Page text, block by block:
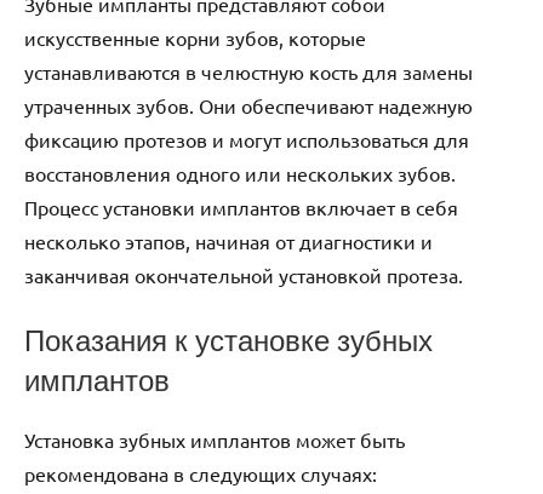
искусственные корни зубов, которые
устанавливаются в челюстную кость для замены
утраченных зубов. Они обеспечивают надежную
фиксацию протезов и могут использоваться для
восстановления одного или нескольких зубов.
Процесс установки имплантов включает в себя
несколько этапов, начиная от диагностики и
заканчивая окончательной установкой протеза.
Показания к установке зубных
имплантов
Установка зубных имплантов может быть
рекомендована в следующих случаях: